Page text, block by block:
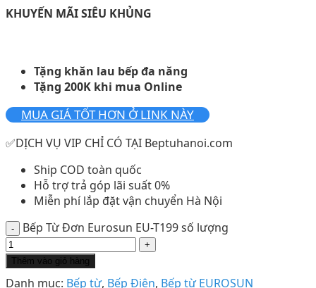
KHUYẾN MÃI SIÊU KHỦNG
Tặng khăn lau bếp đa năng
Tặng 200K khi mua Online
MUA GIÁ TỐT HƠN Ở LINK NÀY
✅DỊCH VỤ VIP CHỈ CÓ TẠI Beptuhanoi.com
Ship COD toàn quốc
Hỗ trợ trả góp lãi suất 0%
Miễn phí lắp đặt vận chuyển Hà Nội
Bếp Từ Đơn Eurosun EU-T199 số lượng
Thêm vào giỏ hàng
Danh mục: Bếp từ, Bếp Điện, Bếp từ EUROSUN